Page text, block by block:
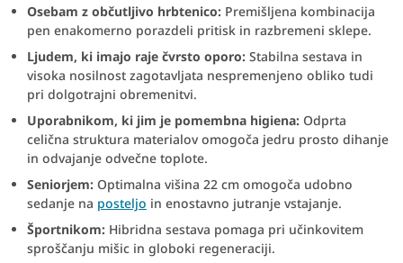
Osebam z občutljivo hrbtenico: Premišljena kombinacija
pen enakomerno porazdeli pritisk in razbremeni sklepe.
Ljudem, ki imajo raje čvrsto oporo: Stabilna sestava in
visoka nosilnost zagotavljata nespremenjeno obliko tudi
pri dolgotrajni obremenitvi.
Uporabnikom, ki jim je pomembna higiena: Odprta
celična struktura materialov omogoča jedru prosto dihanje
in odvajanje odvečne toplote.
Seniorjem: Optimalna višina 22 cm omogoča udobno
sedanje na posteljo in enostavno jutranje vstajanje.
Športnikom: Hibridna sestava pomaga pri učinkovitem
sproščanju mišic in globoki regeneraciji.